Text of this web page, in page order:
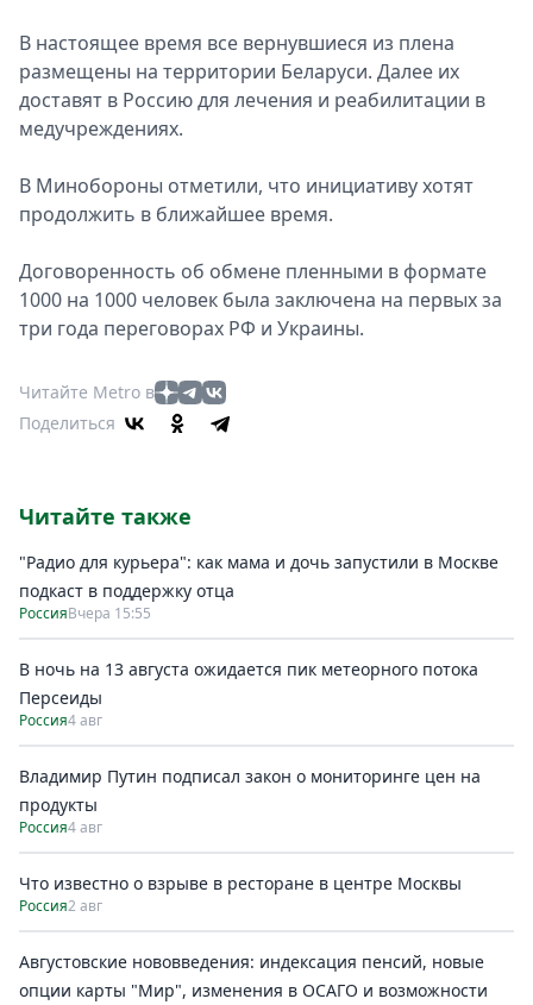
В настоящее время все вернувшиеся из плена
размещены на территории Беларуси. Далее их
доставят в Россию для лечения и реабилитации в
медучреждениях.
В Минобороны отметили, что инициативу хотят
продолжить в ближайшее время.
Договоренность об обмене пленными в формате
1000 на 1000 человек была заключена на первых за
три года переговорах РФ и Украины.
Читайте Metro в
Поделиться
Читайте также
"Радио для курьера": как мама и дочь запустили в Москве
подкаст в поддержку отца
РоссияВчера 15:55
В ночь на 13 августа ожидается пик метеорного потока
Персеиды
Россия4 авг
Владимир Путин подписал закон о мониторинге цен на
продукты
Россия4 авг
Что известно о взрыве в ресторане в центре Москвы
Россия2 авг
Августовские нововведения: индексация пенсий, новые
опции карты "Мир", изменения в ОСАГО и возможности